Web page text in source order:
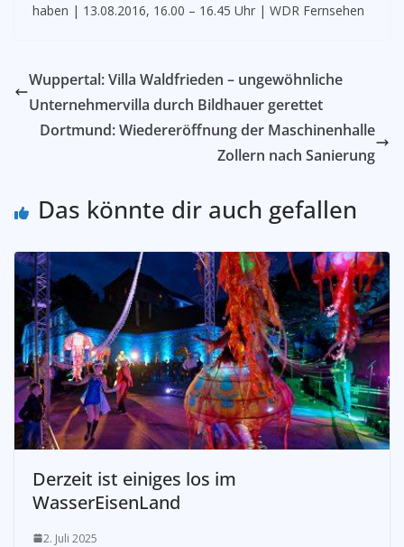
haben | 13.08.2016, 16.00 – 16.45 Uhr | WDR Fernsehen
Wuppertal: Villa Waldfrieden – ungewöhnliche
Unternehmervilla durch Bildhauer gerettet
Dortmund: Wiedereröffnung der Maschinenhalle
Zollern nach Sanierung
Das könnte dir auch gefallen
Derzeit ist einiges los im
WasserEisenLand
2. Juli 2025